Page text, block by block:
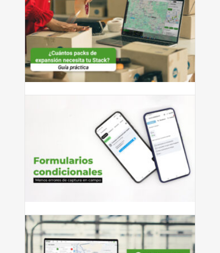
necesita tu Stack?
¿Cuántos packs de expansión necesita tu Stack? Guía
Cómo reducir errores de captura
con formularios condicionales
Si tienes personal que captura información en campo —
ya sean...